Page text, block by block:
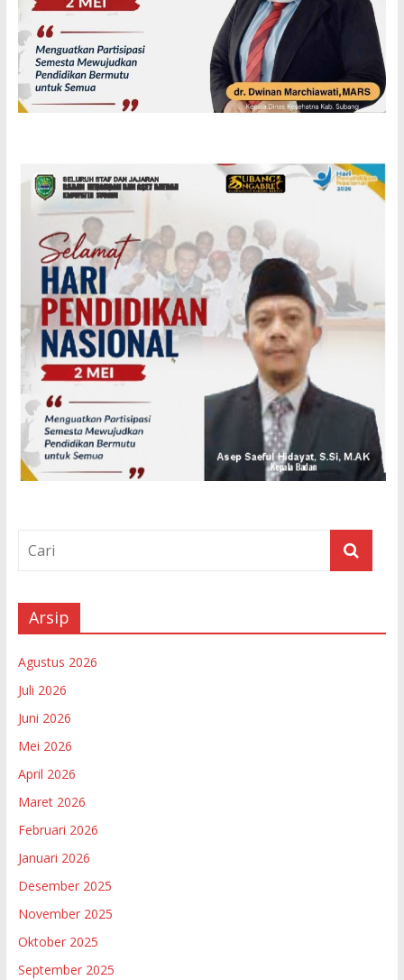
Arsip
Agustus 2026
Juli 2026
Juni 2026
Mei 2026
April 2026
Maret 2026
Februari 2026
Januari 2026
Desember 2025
November 2025
Oktober 2025
September 2025